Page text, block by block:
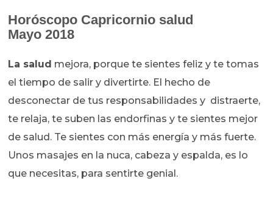
Horóscopo Capricornio salud
Mayo 2018
La salud mejora, porque te sientes feliz y te tomas
el tiempo de salir y divertirte. El hecho de
desconectar de tus responsabilidades y distraerte,
te relaja, te suben las endorfinas y te sientes mejor
de salud. Te sientes con más energía y más fuerte.
Unos masajes en la nuca, cabeza y espalda, es lo
que necesitas, para sentirte genial.